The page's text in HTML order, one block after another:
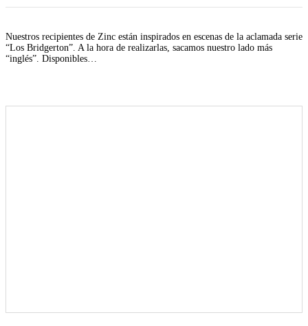
Nuestros recipientes de Zinc están inspirados en escenas de la aclamada serie
“Los Bridgerton”. A la hora de realizarlas, sacamos nuestro lado más
“inglés”. Disponibles…